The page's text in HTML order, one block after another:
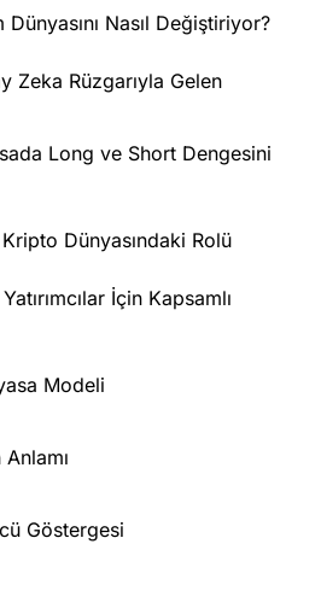
Dünyasını Nasıl Değiştiriyor?
Zeka Rüzgarıyla Gelen
Long ve Short Dengesini
Dünyasındaki Rolü
İçin Kapsamlı
Modeli
Göstergesi